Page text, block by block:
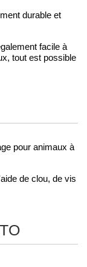
durable et
facile à
tout est possible
pour animaux à
de clou, de vis